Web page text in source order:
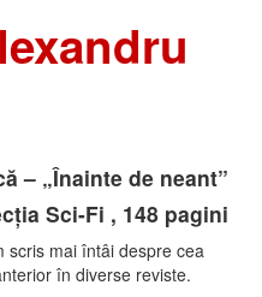
– „Înainte de neant”
Sci-Fi , 148 pagini
scris mai întâi despre cea
în diverse reviste.